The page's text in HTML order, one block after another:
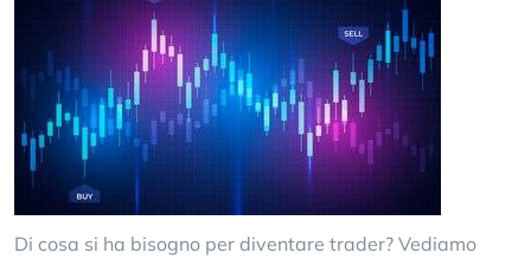
Di cosa si ha bisogno per diventare trader? Vediamo